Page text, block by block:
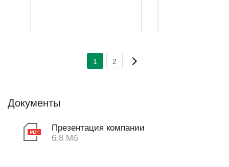
1 2
Документы
Презентация компании
6.8 Мб